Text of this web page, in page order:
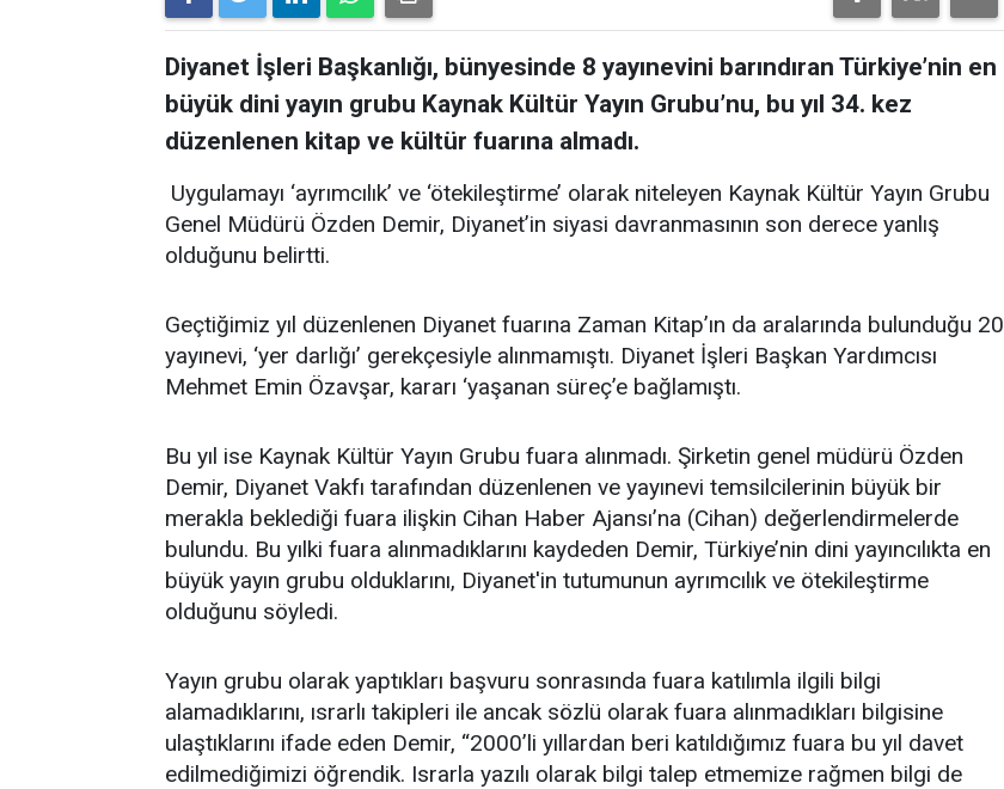
Diyanet İşleri Başkanlığı, bünyesinde 8 yayınevini barındıran Türkiye’nin en
büyük dini yayın grubu Kaynak Kültür Yayın Grubu’nu, bu yıl 34. kez
düzenlenen kitap ve kültür fuarına almadı.
Uygulamayı ‘ayrımcılık’ ve ‘ötekileştirme’ olarak niteleyen Kaynak Kültür Yayın Grubu
Genel Müdürü Özden Demir, Diyanet’in siyasi davranmasının son derece yanlış
olduğunu belirtti.
Geçtiğimiz yıl düzenlenen Diyanet fuarına Zaman Kitap’ın da aralarında bulunduğu 20
yayınevi, ‘yer darlığı’ gerekçesiyle alınmamıştı. Diyanet İşleri Başkan Yardımcısı
Mehmet Emin Özavşar, kararı ‘yaşanan süreç’e bağlamıştı.
Bu yıl ise Kaynak Kültür Yayın Grubu fuara alınmadı. Şirketin genel müdürü Özden
Demir, Diyanet Vakfı tarafından düzenlenen ve yayınevi temsilcilerinin büyük bir
merakla beklediği fuara ilişkin Cihan Haber Ajansı’na (Cihan) değerlendirmelerde
bulundu. Bu yılki fuara alınmadıklarını kaydeden Demir, Türkiye’nin dini yayıncılıkta en
büyük yayın grubu olduklarını, Diyanet'in tutumunun ayrımcılık ve ötekileştirme
olduğunu söyledi.
Yayın grubu olarak yaptıkları başvuru sonrasında fuara katılımla ilgili bilgi
alamadıklarını, ısrarlı takipleri ile ancak sözlü olarak fuara alınmadıkları bilgisine
ulaştıklarını ifade eden Demir, “2000’li yıllardan beri katıldığımız fuara bu yıl davet
edilmediğimizi öğrendik. Israrla yazılı olarak bilgi talep etmemize rağmen bilgi de